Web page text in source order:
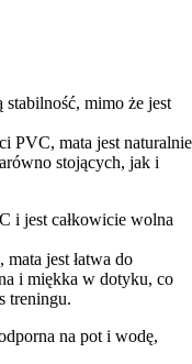
mimo że jest
PVC, mata jest naturalnie
stojących, jak i
i jest całkowicie wolna
jest łatwa do
i miękka w dotyku, co
treningu.
na pot i wodę,